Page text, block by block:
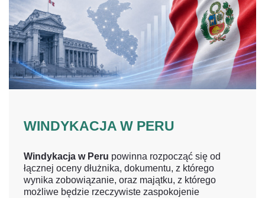
WINDYKACJA W PERU
Windykacja w Peru powinna rozpocząć się od
łącznej oceny dłużnika, dokumentu, z którego
wynika zobowiązanie, oraz majątku, z którego
możliwe będzie rzeczywiste zaspokojenie